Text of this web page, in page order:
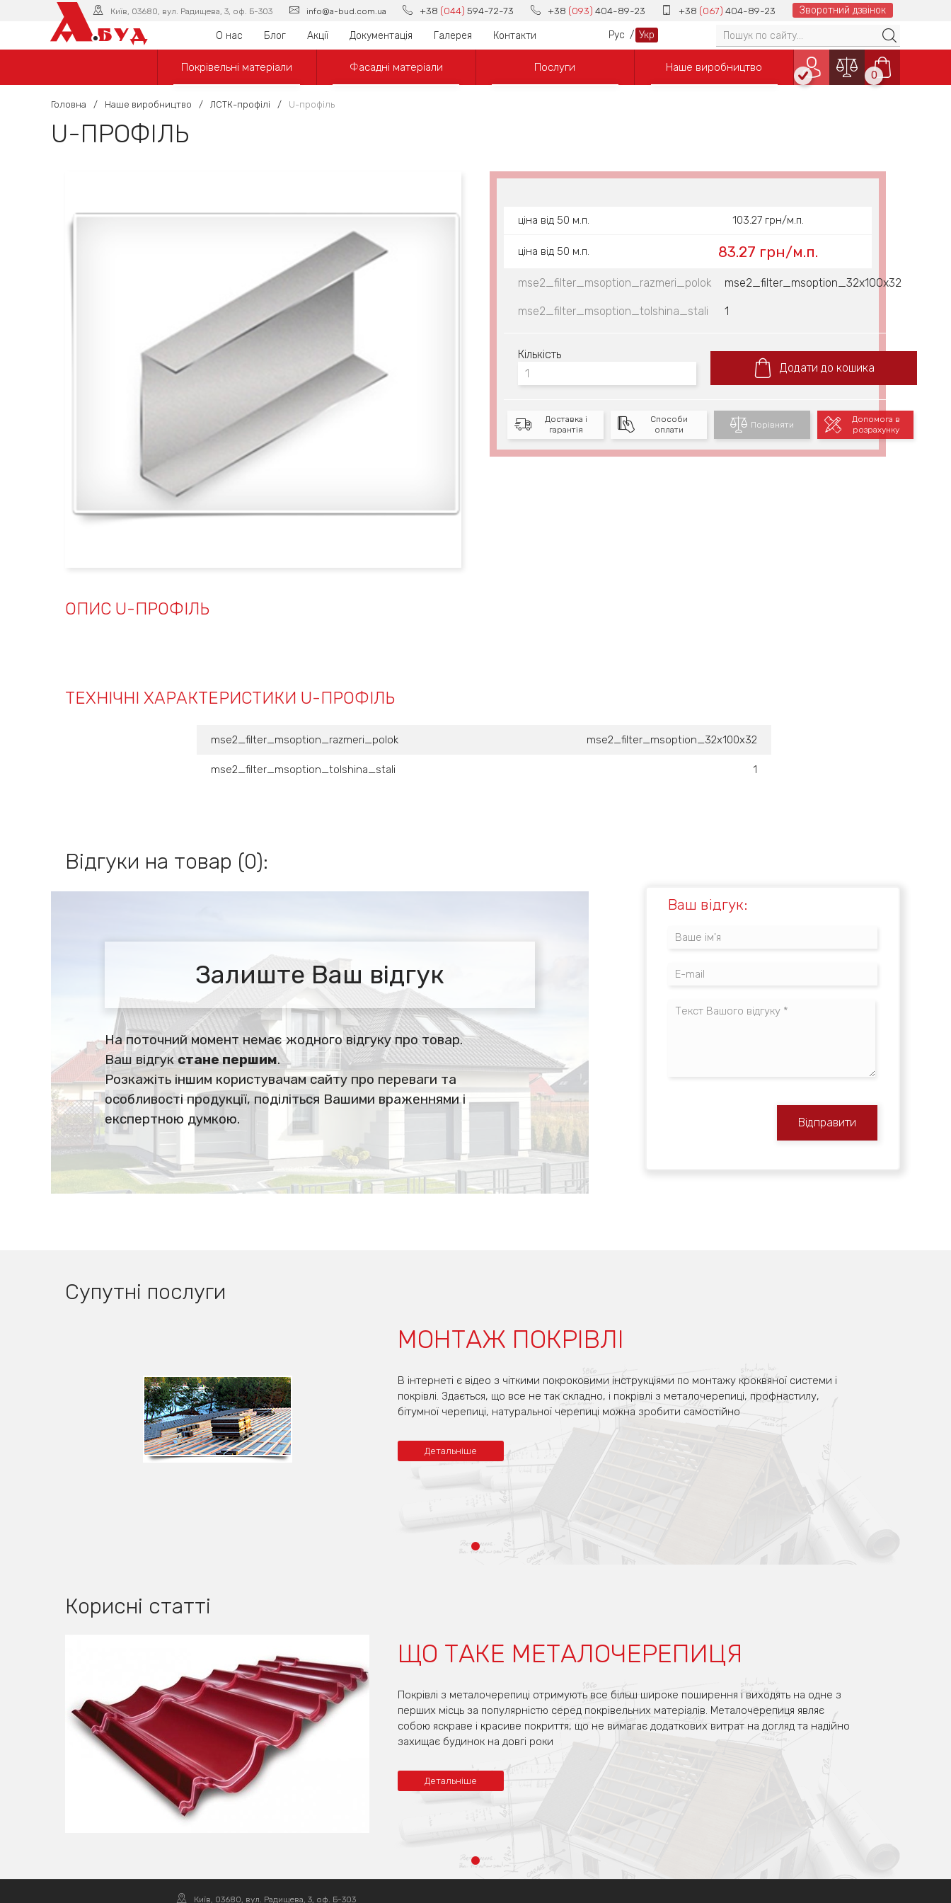
Київ, 03680, вул. Радищева, 3, оф. Б-303 info@a-bud.com.ua +38 (044) 594-72-73 +38 (093) 404-89-23 +38 (067) 404-89-23 Зворотний дзвінок
АБУД О нас Блог Акції Документація Галерея Контакти Рус / Укр
Покрівельні матеріали Фасадні матеріали Послуги Наше виробництво
0
Головна / Наше виробництво / ЛСТК-профілі / U-профіль
U-ПРОФІЛЬ
ціна від 50 м.п. 103.27 грн/м.п.
ціна від 50 м.п. 83.27 грн/м.п.
mse2_filter_msoption_razmeri_polok mse2_filter_msoption_32x100x32
mse2_filter_msoption_tolshina_stali 1
Кількість
Додати до кошика
Доставка і
гарантія
Способи
оплати
Порівняти
Допомога в
розрахунку
ОПИС U-ПРОФІЛЬ
ТЕХНІЧНІ ХАРАКТЕРИСТИКИ U-ПРОФІЛЬ
mse2_filter_msoption_razmeri_polok mse2_filter_msoption_32x100x32
mse2_filter_msoption_tolshina_stali 1
Відгуки на товар (0):
Залиште Ваш відгук
На поточний момент немає жодного відгуку про товар.
Ваш відгукстане першим.
Розкажіть іншим користувачам сайту про переваги та
особливості продукції, поділіться Вашими враженнями і
експертною думкою.
Ваш відгук:
Відправити
Супутні послуги
МОНТАЖ ПОКРІВЛІ
В інтернеті є відео з чіткими покроковими інструкціями по монтажу кроквяної системи і
покрівлі. Здається, що все не так складно, і покрівлі з металочерепиці, профнастилу,
бітумної черепиці, натуральної черепиці можна зробити самостійно
Детальніше
Корисні статті
ЩО ТАКЕ МЕТАЛОЧЕРЕПИЦЯ
Покрівлі з металочерепиці отримують все більш широке поширення і виходять на одне з
перших місць за популярністю серед покрівельних матеріалів. Металочерепиця являє
собою яскраве і красиве покриття, що не вимагає додаткових витрат на догляд та надійно
захищає будинок на довгі роки
Детальніше
Київ, 03680, вул. Радищева, 3, оф. Б-303